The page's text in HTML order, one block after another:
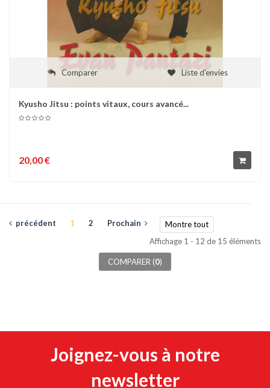
Comparer Liste d'envies
Kyusho Jitsu : points vitaux, cours avancé...
20,00 €
précédent 1 2 Prochain
Montre tout
Affichage 1 - 12 de 15 éléments
COMPARER (0)
Joignez-vous à notre
newsletter